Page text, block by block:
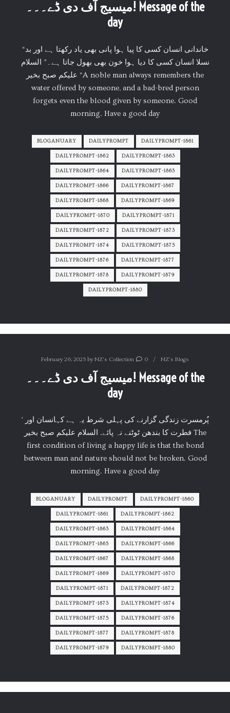
میسیج آف دی ڈے۔۔۔! Message of the
day
“خاندانی انسان کسی کا پیا ہوا پانی بھی یاد رکھتا ہے اور بد
نسلا انسان کسی کا دیا ہوا خون بھی بھول جاتا ہے۔” السلام
علیکم صبح بخیر “A noble man always remembers the
water offered by someone, and a bad-bred person
forgets even the blood given by someone. Good
morning. Have a good day
BLOGANUARY DAILYPROMPT DAILYPROMPT-1861
DAILYPROMPT-1862 DAILYPROMPT-1863
DAILYPROMPT-1864 DAILYPROMPT-1865
DAILYPROMPT-1866 DAILYPROMPT-1867
DAILYPROMPT-1868 DAILYPROMPT-1869
DAILYPROMPT-1870 DAILYPROMPT-1871
DAILYPROMPT-1872 DAILYPROMPT-1873
DAILYPROMPT-1874 DAILYPROMPT-1875
DAILYPROMPT-1876 DAILYPROMPT-1877
DAILYPROMPT-1878 DAILYPROMPT-1879
DAILYPROMPT-1880
February 26, 2025 byNZ's Collection 0 NZ's Blogs
میسیج آف دی ڈے۔۔۔! Message of the
day
’ پُرمسرت زندگی گزارنے کی پہلی شرط یہ ہے کہانسان اور
فطرت کا بندھن ٹوٹنے نہ پائے. السلام علیکم صبح بخیر The
first condition of living a happy life is that the bond
between man and nature should not be broken. Good
morning. Have a good day
BLOGANUARY DAILYPROMPT DAILYPROMPT-1860
DAILYPROMPT-1861 DAILYPROMPT-1862
DAILYPROMPT-1863 DAILYPROMPT-1864
DAILYPROMPT-1865 DAILYPROMPT-1866
DAILYPROMPT-1867 DAILYPROMPT-1868
DAILYPROMPT-1869 DAILYPROMPT-1870
DAILYPROMPT-1871 DAILYPROMPT-1872
DAILYPROMPT-1873 DAILYPROMPT-1874
DAILYPROMPT-1875 DAILYPROMPT-1876
DAILYPROMPT-1877 DAILYPROMPT-1878
DAILYPROMPT-1879 DAILYPROMPT-1880